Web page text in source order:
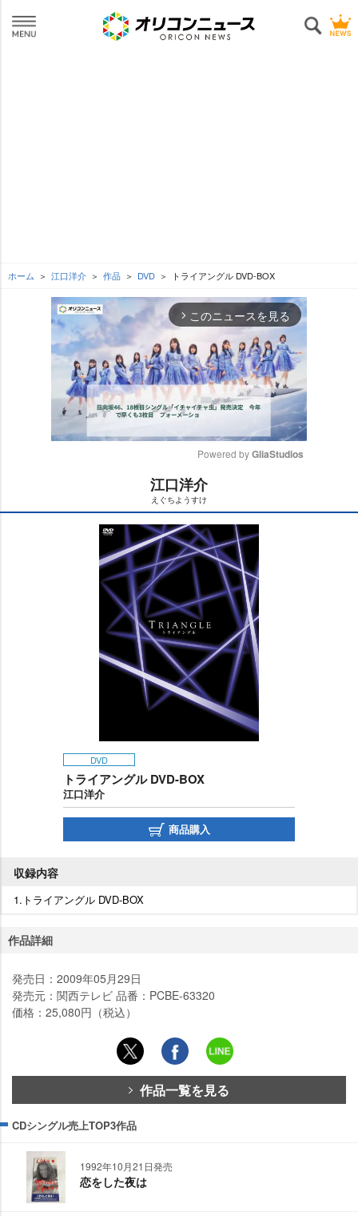
ホーム 江口洋介 作品 DVD トライアングル DVD-BOX
arrow_forward_ios このニュースを見る
t
e
Powered by GliaStudios
江口洋介
えぐちようすけ
DVD
トライアングル DVD-BOX
江口洋介
商品購入
収録内容
1.トライアングル DVD-BOX
作品詳細
発売日：2009年05月29日
発売元：関西テレビ 品番：PCBE-63320
価格：25,080円（税込）
作品一覧を見る
CDシングル売上TOP3作品
1992年10月21日発売
恋をした夜は